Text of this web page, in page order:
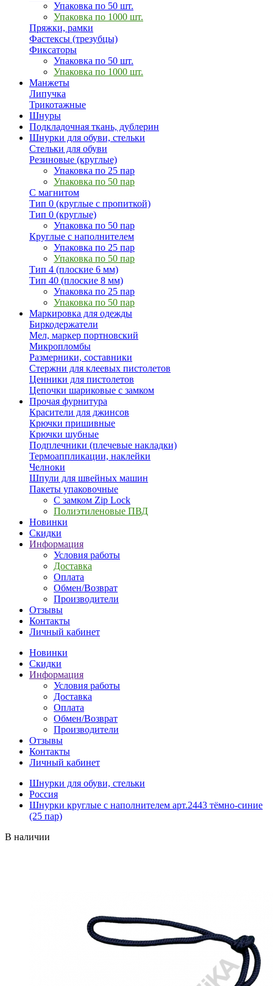
Упаковка по 50 шт.
Упаковка по 1000 шт.
Пряжки, рамки
Фастексы (трезубцы)
Фиксаторы
Упаковка по 50 шт.
Упаковка по 1000 шт.
Манжеты
Липучка
Трикотажные
Шнуры
Подкладочная ткань, дублерин
Шнурки для обуви, стельки
Стельки для обуви
Резиновые (круглые)
Упаковка по 25 пар
Упаковка по 50 пар
С магнитом
Тип 0 (круглые с пропиткой)
Тип 0 (круглые)
Упаковка по 50 пар
Круглые с наполнителем
Упаковка по 25 пар
Упаковка по 50 пар
Тип 4 (плоские 6 мм)
Тип 40 (плоские 8 мм)
Упаковка по 25 пар
Упаковка по 50 пар
Маркировка для одежды
Биркодержатели
Мел, маркер портновский
Микропломбы
Размерники, составники
Стержни для клеевых пистолетов
Ценники для пистолетов
Цепочки шариковые с замком
Прочая фурнитура
Красители для джинсов
Крючки пришивные
Крючки шубные
Подплечники (плечевые накладки)
Термоаппликации, наклейки
Челноки
Шпули для швейных машин
Пакеты упаковочные
С замком Zip Lock
Полиэтиленовые ПВД
Новинки
Скидки
Информация
Условия работы
Доставка
Оплата
Обмен/Возврат
Производители
Отзывы
Контакты
Личный кабинет
Новинки
Скидки
Информация
Условия работы
Доставка
Оплата
Обмен/Возврат
Производители
Отзывы
Контакты
Личный кабинет
Шнурки для обуви, стельки
Россия
Шнурки круглые с наполнителем арт.2443 тёмно-синие
(25 пар)
В наличии